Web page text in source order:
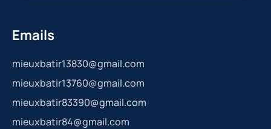
Emails
mieuxbatir13830@gmail.com
mieuxbatir13760@gmail.com
mieuxbatir83390@gmail.com
mieuxbatir84@gmail.com